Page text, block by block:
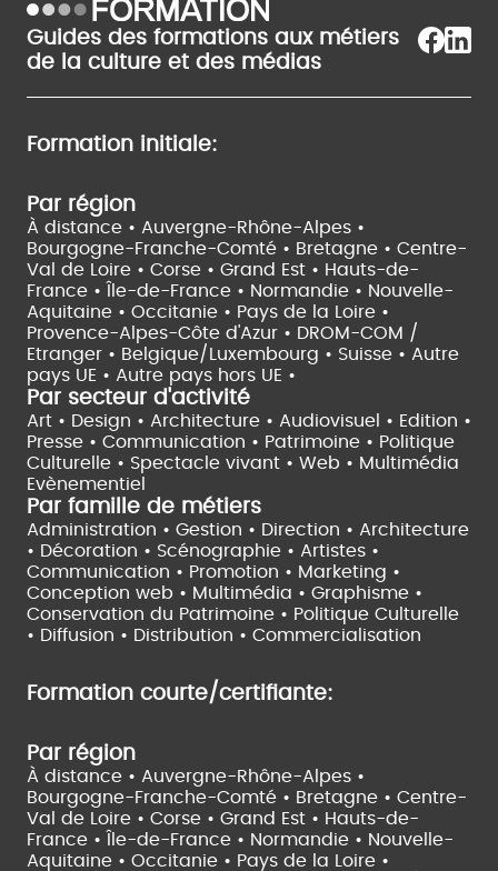
Guides des formations aux métiers
de la culture et des médias
Formation initiale:
Par région
À distance • Auvergne-Rhône-Alpes •
Bourgogne-Franche-Comté • Bretagne • Centre-
Val de Loire • Corse • Grand Est • Hauts-de-
France •
Île-de-France • Normandie • Nouvelle-
Aquitaine • Occitanie • Pays de la Loire •
Provence-Alpes-Côte d'Azur • DROM-COM /
Etranger • Belgique/Luxembourg • Suisse • Autre
pays UE • Autre pays hors UE •
Par secteur d'activité
Art • Design • Architecture • Audiovisuel • Edition •
Presse • Communication • Patrimoine • Politique
Culturelle • Spectacle vivant • Web • Multimédia
Evènementiel
Par famille de métiers
Administration • Gestion • Direction • Architecture
• Décoration • Scénographie • Artistes •
Communication • Promotion • Marketing •
Conception web • Multimédia • Graphisme •
Conservation du Patrimoine • Politique Culturelle
• Diffusion • Distribution • Commercialisation
Formation courte/certifiante:
Par région
À distance • Auvergne-Rhône-Alpes •
Bourgogne-Franche-Comté • Bretagne • Centre-
Val de Loire • Corse • Grand Est • Hauts-de-
France •
Île-de-France • Normandie • Nouvelle-
Aquitaine • Occitanie • Pays de la Loire •